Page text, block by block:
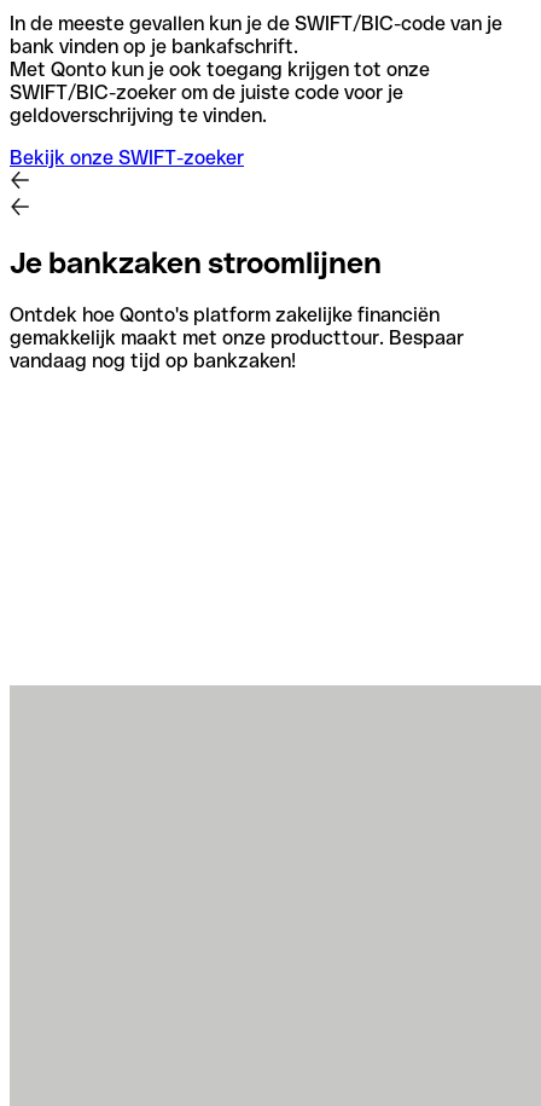
In de meeste gevallen kun je de SWIFT/BIC-code van je
bank vinden op je bankafschrift.
Met Qonto kun je ook toegang krijgen tot onze
SWIFT/BIC-zoeker om de juiste code voor je
geldoverschrijving te vinden.
Bekijk onze SWIFT-zoeker
Je bankzaken stroomlijnen
Ontdek hoe Qonto's platform zakelijke financiën
gemakkelijk maakt met onze producttour. Bespaar
vandaag nog tijd op bankzaken!